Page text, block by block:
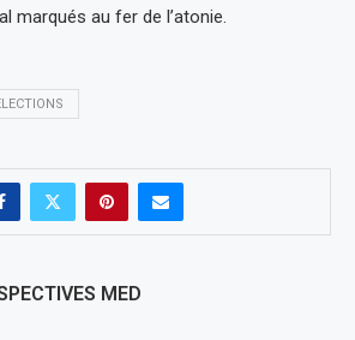
marqués au fer de l’atonie.
MED